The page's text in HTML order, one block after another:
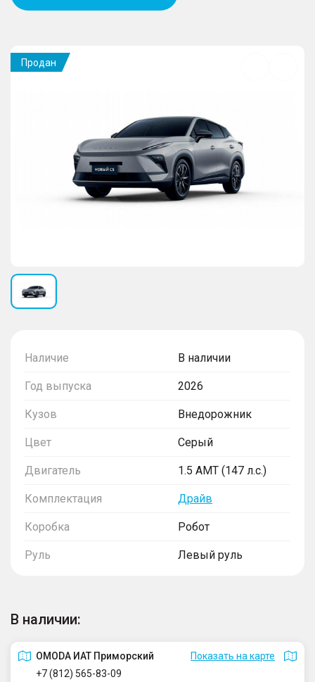
Наличие В наличии
Год выпуска 2026
Кузов Внедорожник
Цвет Серый
Двигатель 1.5 AMT (147 л.с.)
Комплектация Драйв
Коробка Робот
Руль Левый руль
В наличии:
OMODA ИАТ Приморский
Показать на карте
+7 (812) 565-83-09
Продан